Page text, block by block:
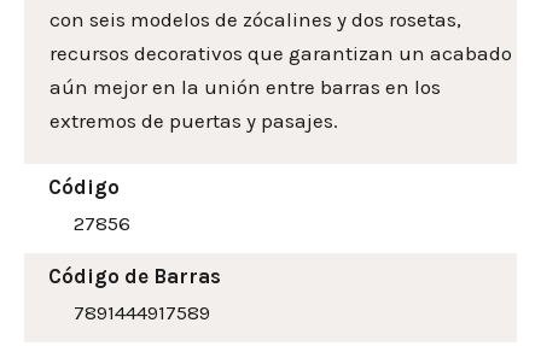
con seis modelos de zócalines y dos rosetas,
recursos decorativos que garantizan un acabado
aún mejor en la unión entre barras en los
extremos de puertas y pasajes.
Código
27856
Código de Barras
7891444917589